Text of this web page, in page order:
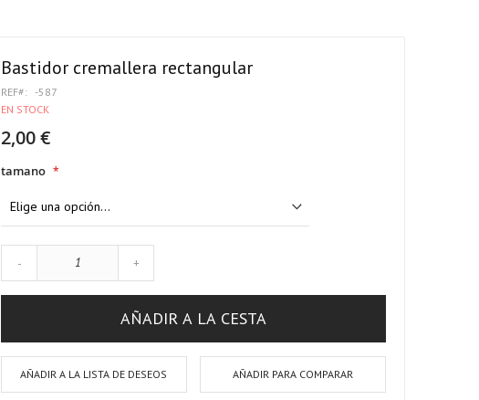
Bastidor cremallera rectangular
REF
-587
EN STOCK
2,00 €
tamano
- +
AÑADIR A LA CESTA
AÑADIR A LA LISTA DE DESEOS AÑADIR PARA COMPARAR